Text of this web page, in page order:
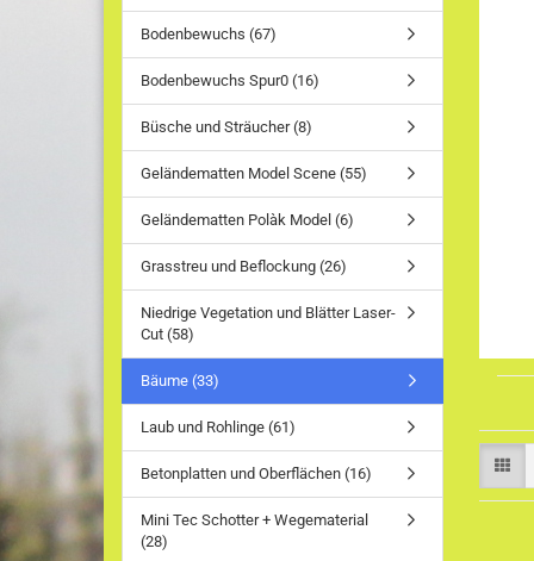
Bodenbewuchs (67)
Bodenbewuchs Spur0 (16)
Büsche und Sträucher (8)
Geländematten Model Scene (55)
Geländematten Polàk Model (6)
Grasstreu und Beflockung (26)
Niedrige Vegetation und Blätter Laser-
Cut (58)
Bäume (33)
Laub und Rohlinge (61)
Betonplatten und Oberflächen (16)
Mini Tec Schotter + Wegematerial
(28)